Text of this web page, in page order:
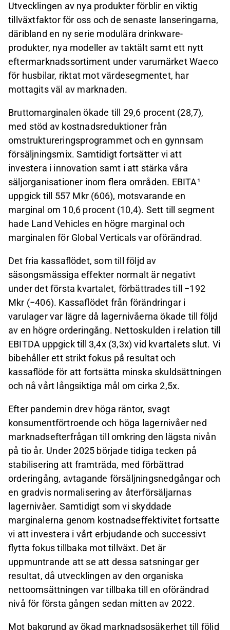
Utvecklingen av nya produkter förblir en viktig
tillväxtfaktor för oss och de senaste lanseringarna,
däribland en ny serie modulära drinkware-
produkter, nya modeller av taktält samt ett nytt
eftermarknadssortiment under varumärket Waeco
för husbilar, riktat mot värdesegmentet, har
mottagits väl av marknaden.
Bruttomarginalen ökade till 29,6 procent (28,7),
med stöd av kostnadsreduktioner från
omstruktureringsprogrammet och en gynnsam
försäljningsmix. Samtidigt fortsätter vi att
investera i innovation samt i att stärka våra
säljorganisationer inom flera områden. EBITA¹
uppgick till 557 Mkr (606), motsvarande en
marginal om 10,6 procent (10,4). Sett till segment
hade Land Vehicles en högre marginal och
marginalen för Global Verticals var oförändrad.
Det fria kassaflödet, som till följd av
säsongsmässiga effekter normalt är negativt
under det första kvartalet, förbättrades till −192
Mkr (−406). Kassaflödet från förändringar i
varulager var lägre då lagernivåerna ökade till följd
av en högre orderingång. Nettoskulden i relation till
EBITDA uppgick till 3,4x (3,3x) vid kvartalets slut. Vi
bibehåller ett strikt fokus på resultat och
kassaflöde för att fortsätta minska skuldsättningen
och nå vårt långsiktiga mål om cirka 2,5x.
Efter pandemin drev höga räntor, svagt
konsumentförtroende och höga lagernivåer ned
marknadsefterfrågan till omkring den lägsta nivån
på tio år. Under 2025 började tidiga tecken på
stabilisering att framträda, med förbättrad
orderingång, avtagande försäljningsnedgångar och
en gradvis normalisering av återförsäljarnas
lagernivåer. Samtidigt som vi skyddade
marginalerna genom kostnadseffektivitet fortsatte
vi att investera i vårt erbjudande och successivt
flytta fokus tillbaka mot tillväxt. Det är
uppmuntrande att se att dessa satsningar ger
resultat, då utvecklingen av den organiska
nettoomsättningen var tillbaka till en oförändrad
nivå för första gången sedan mitten av 2022.
Mot bakgrund av ökad marknadsosäkerhet till följd